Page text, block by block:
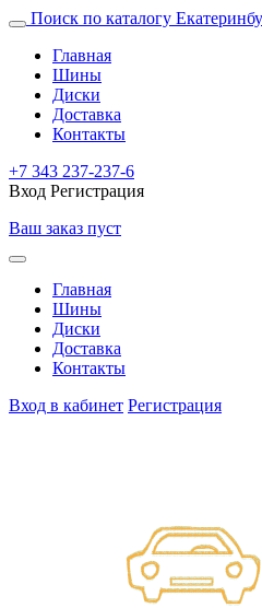
Поиск по каталогу
Главная
Шины
Диски
Доставка
Контакты
+7 343 237-237-6
Вход Регистрация
Ваш заказ пуст
Главная
Шины
Диски
Доставка
Контакты
Вход в кабинет Регистрация